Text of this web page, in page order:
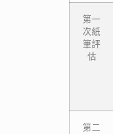
第一
次紙
筆評
估
第二